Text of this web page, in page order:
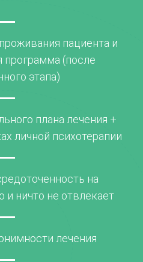
пациента и
программа (после
этапа)
плана лечения +
личной психотерапии
на
и ничто не отвлекает
лечения